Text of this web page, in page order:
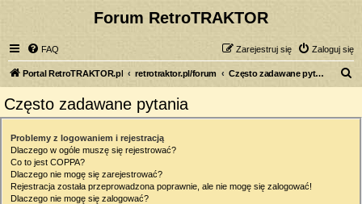
Forum RetroTRAKTOR
FAQ Zaloguj się
Zarejestruj się
Portal RetroTRAKTOR.pl retrotraktor.pl/forum Często zadawane pytania
Często zadawane pytania
Problemy z logowaniem i rejestracją
Dlaczego w ogóle muszę się rejestrować?
Co to jest COPPA?
Dlaczego nie mogę się zarejestrować?
Rejestracja została przeprowadzona poprawnie, ale nie mogę się zalogować!
Dlaczego nie mogę się zalogować?